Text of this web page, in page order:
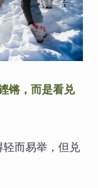
锵，而是看兑
而易举，但兑